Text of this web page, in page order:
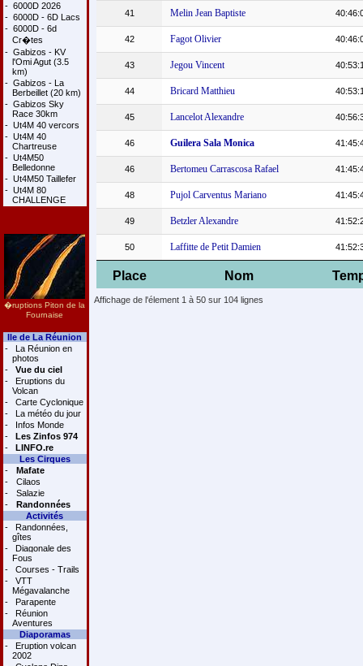
- 6000D 2026
- 6000D - 6D Lacs
- 6000D - 6d
Cr�tes
- Gabizos - KV
l'Omi Agut (3.5
km)
- Gabizos - La
Berbeillet (20 km)
- Gabizos Sky
Race 30km
- Ut4M 40 vercors
- Ut4M 40
Chartreuse
- Ut4M50
Belledonne
- Ut4M50 Taillefer
- Ut4M 80
CHALLENGE
�ruptions Piton de la
Fournaise
Ile de La Réunion
-
La Réunion en
photos
-
Vue du ciel
-
Eruptions du
Volcan
-
Carte Cyclonique
-
La météo du jour
-
Infos Monde
-
Les Zinfos 974
-
LINFO.re
Les Cirques
-
Mafate
-
Cilaos
-
Salazie
-
Randonnées
Activités
-
Randonnées,
gîtes
-
Diagonale des
Fous
-
Courses - Trails
-
VTT
Mégavalanche
-
Parapente
-
Réunion
Aventures
Diaporamas
-
Eruption volcan
2002
Place Nom
41 Melin Jean Baptiste
42 Fagot Olivier
43 Jegou Vincent
44 Bricard Matthieu
45 Lancelot Alexandre
46 Guilera Sala Monica
46 Bertomeu Carrascosa Rafael
48 Pujol Carventus Mariano
49 Betzler Alexandre
50 Laffitte de Petit Damien
Affichage de l'élement 1 à 50 sur 104 lignes